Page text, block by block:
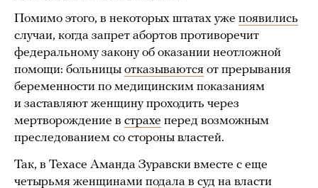
Помимо этого, в некоторых штатах уже появились
случаи, когда запрет абортов противоречит
федеральному закону об оказании неотложной
помощи: больницы отказываются от прерывания
беременности по медицинским показаниям
и заставляют женщину проходить через
мертворождение в страхе перед возможным
преследованием со стороны властей.
Так, в Техасе Аманда Зуравски вместе с еще
четырьмя женщинами подала в суд на власти